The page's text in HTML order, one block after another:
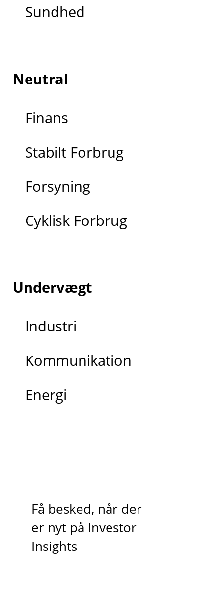
Sundhed
Neutral
Finans
Stabilt Forbrug
Forsyning
Cyklisk Forbrug
Undervægt
Industri
Kommunikation
Energi
Få besked, når der
er nyt på Investor
Insights